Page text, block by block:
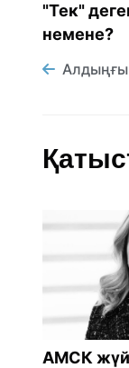
"Тек"
немене?
Алдыңғы
АМСК